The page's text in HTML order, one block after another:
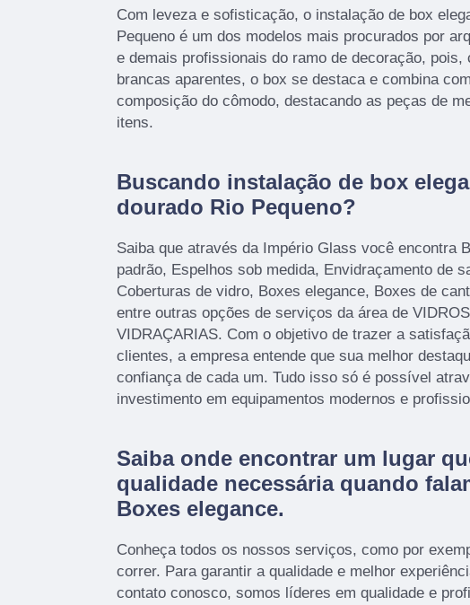
Com leveza e sofisticação, o instalação de box
Pequeno é um dos modelos mais procurados por
e demais profissionais do ramo de decoração, pois,
brancas aparentes, o box se destaca e combina
composição do cômodo, destacando as peças de
itens.
Buscando instalação de box
dourado Rio Pequeno?
Saiba que através da Império Glass você encontra
padrão, Espelhos sob medida, Envidraçamento de
Coberturas de vidro, Boxes elegance, Boxes de
entre outras opções de serviços da área de
VIDRAÇARIAS. Com o objetivo de trazer a
clientes, a empresa entende que sua melhor
confiança de cada um. Tudo isso só é possível
investimento em equipamentos modernos e
Saiba onde encontrar um lugar
qualidade necessária quando
Boxes elegance.
Conheça todos os nossos serviços, como por
correr. Para garantir a qualidade e melhor
contato conosco, somos líderes em qualidade e